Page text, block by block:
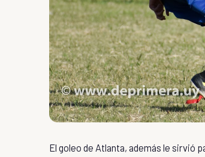
El goleo de Atlanta, además le sirvió